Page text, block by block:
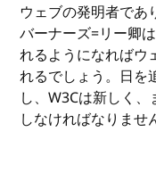
ウェブの発明者であ
バーナーズ=リー卿
れるようになればウ
れるでしょう。日を
し、W3Cは新しく
しなければなりませ